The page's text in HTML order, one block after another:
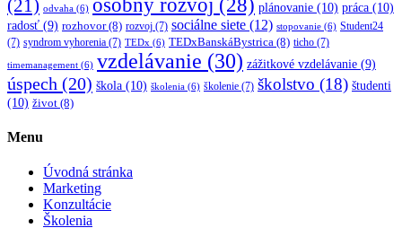
(21) odvaha (6) osobný rozvoj (28) plánovanie (10) práca (10)
radosť (9) rozhovor(8) rozvoj (7) sociálne siete (12) stopovanie (6) Student24
(7) syndrom vyhorenia (7) TEDx (6) TEDxBanskáBystrica (8) ticho (7)
timemanagement (6) vzdelávanie (30) zážitkové vzdelávanie (9)
úspech (20) škola (10) školenia (6) školenie (7) školstvo (18) študenti
(10) život (8)
Menu
Úvodná stránka
Marketing
Konzultácie
Školenia